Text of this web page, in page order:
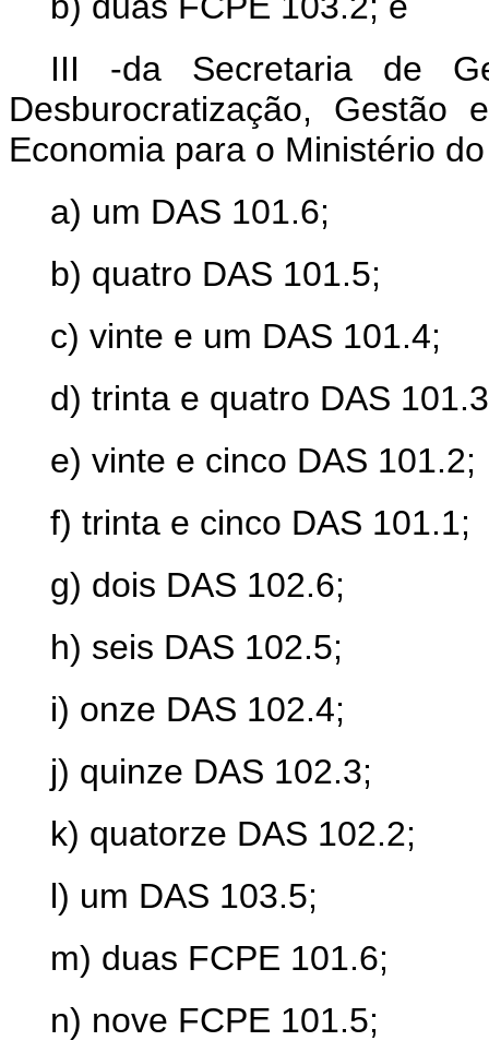
III -da Secretaria de
Desburocratização,
Economia para o Ministério
a) um DAS 101.6;
b) quatro DAS 101.5;
c) vinte e um DAS 101.4;
d) trinta e quatro DAS
e) vinte e cinco DAS 101.2;
f) trinta e cinco DAS 101.1;
g) dois DAS 102.6;
h) seis DAS 102.5;
i) onze DAS 102.4;
j) quinze DAS 102.3;
k) quatorze DAS 102.2;
l) um DAS 103.5;
m) duas FCPE 101.6;
n) nove FCPE 101.5;